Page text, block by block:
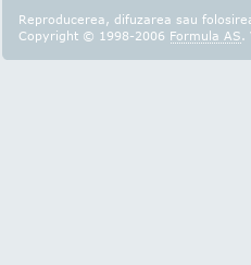
Reproducerea, difuzarea sau
Copyright © 1998-2006 Formula AS.